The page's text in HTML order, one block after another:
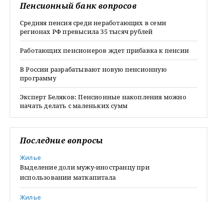
Пенсионный банк вопросов
Средняя пенсия среди неработающих в семи
регионах РФ превысила 35 тысяч рублей
Работающих пенсионеров ждет прибавка к пенсии
В России разрабатывают новую пенсионную
программу
Эксперт Беляков: Пенсионные накопления можно
начать делать с маленьких сумм
Последние вопросы
Жилье
Выделение доли мужу-иностранцу при
использовании маткапитала
Жилье